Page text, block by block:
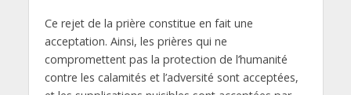
Ce rejet de la prière constitue en fait une
acceptation. Ainsi, les prières qui ne
compromettent pas la protection de l’humanité
contre les calamités et l’adversité sont acceptées,